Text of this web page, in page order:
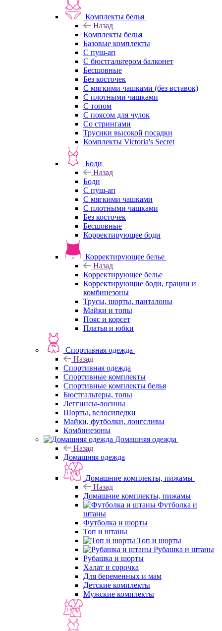
Комплекты белья
Назад
Комплекты белья
Базовые комплекты
С пуш-ап
С бюстгальтером балконет
Бесшовные
Без косточек
С мягкими чашками (без вставок)
С плотными чашками
С топом
С поясом для чулок
Со стрингами
Трусики высокой посадки
Комплекты Victoria's Secret
Боди
Назад
Боди
С пуш-ап
С мягкими чашками
С плотными чашками
Без косточек
Бесшовные
Корректирующее боди
Корректирующее белье
Назад
Корректирующее белье
Корректирующие боди, грации и
комбинезоны
Трусы, шорты, панталоны
Майки и топы
Пояс и корсет
Платья и юбки
Спортивная одежда
Назад
Спортивная одежда
Спортивные комплекты
Спортивные комплекты белья
Бюстгальтеры, топы
Леггинсы-лосины
Шорты, велосипедки
Майки, футболки, лонгсливы
Комбинезоны
Домашняя одежда
Назад
Домашняя одежда
Домашние комплекты, пижамы
Назад
Домашние комплекты, пижамы
Футболка и
штаны
Футболка и шорты
Топ и штаны
Топ и шорты
Рубашка и штаны
Рубашка и шорты
Халат и сорочка
Для беременных и мам
Детские комплекты
Мужские комплекты